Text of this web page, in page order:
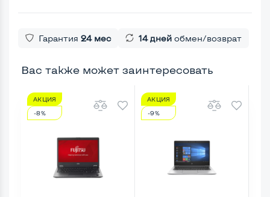
Гарантия 24 мес 14 дней обмен/возврат
Вас также может заинтересовать
АКЦИЯ
-8%
АКЦИЯ
-9%